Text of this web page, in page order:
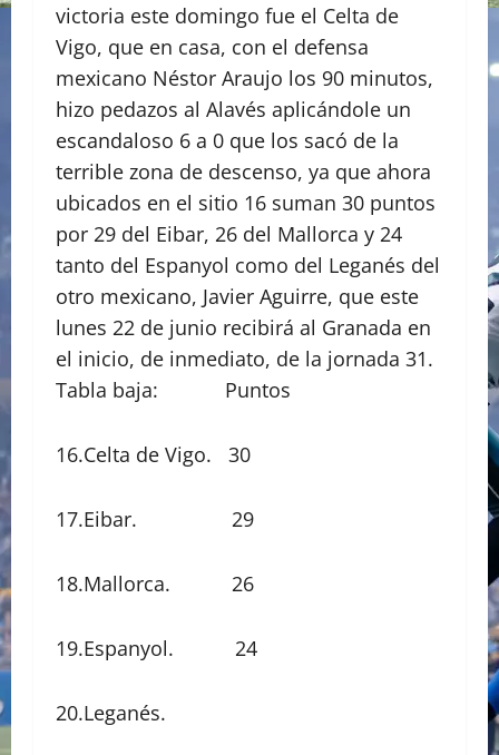
victoria este domingo fue el Celta de
Vigo, que en casa, con el defensa
mexicano Néstor Araujo los 90 minutos,
hizo pedazos al Alavés aplicándole un
escandaloso 6 a 0 que los sacó de la
terrible zona de descenso, ya que ahora
ubicados en el sitio 16 suman 30 puntos
por 29 del Eibar, 26 del Mallorca y 24
tanto del Espanyol como del Leganés del
otro mexicano, Javier Aguirre, que este
lunes 22 de junio recibirá al Granada en
el inicio, de inmediato, de la jornada 31.
Tabla baja: Puntos
16.Celta de Vigo. 30
17.Eibar. 29
18.Mallorca. 26
19.Espanyol. 24
20.Leganés.